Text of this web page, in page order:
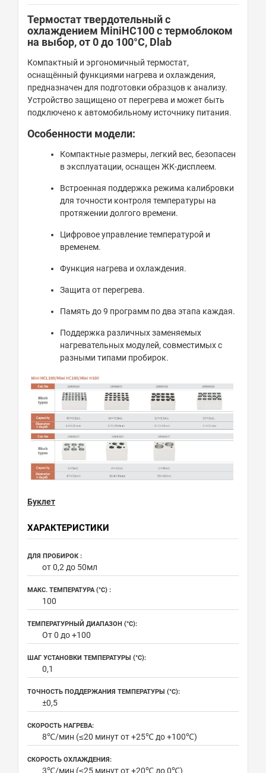
Термостат твердотельный с
охлаждением MiniHC100 с термоблоком
на выбор, от 0 до 100°С, Dlab
Компактный и эргономичный термостат,
оснащённый функциями нагрева и охлаждения,
предназначен для подготовки образцов к анализу.
Устройство защищено от перегрева и может быть
подключено к автомобильному источнику питания.
Особенности модели:
Компактные размеры, легкий вес, безопасен
в эксплуатации, оснащен ЖК-дисплеем.
Встроенная поддержка режима калибровки
для точности контроля температуры на
протяжении долгого времени.
Цифровое управление температурой и
временем.
Функция нагрева и охлаждения.
Защита от перегрева.
Память до 9 программ по два этапа каждая.
Поддержка различных заменяемых
нагревательных модулей, совместимых с
разными типами пробирок.
Буклет
ХАРАКТЕРИСТИКИ
ДЛЯ ПРОБИРОК :
от 0,2 до 50мл
МАКС. ТЕМПЕРАТУРА (°С) :
100
ТЕМПЕРАТУРНЫЙ ДИАПАЗОН (°С):
От 0 до +100
ШАГ УСТАНОВКИ ТЕМПЕРАТУРЫ (°С):
0,1
ТОЧНОСТЬ ПОДДЕРЖАНИЯ ТЕМПЕРАТУРЫ (°С):
±0,5
СКОРОСТЬ НАГРЕВА:
8℃/мин (≤20 минут от +25℃ до +100℃)
СКОРОСТЬ ОХЛАЖДЕНИЯ:
3℃/мин (≤25 минут от +20℃ до 0℃)